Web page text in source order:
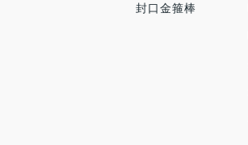
封口金箍棒